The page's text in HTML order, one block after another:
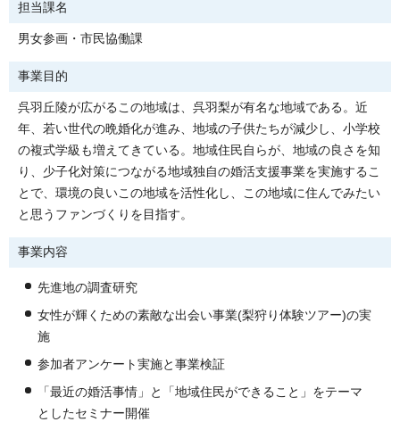
担当課名
男女参画・市民協働課
事業目的
呉羽丘陵が広がるこの地域は、呉羽梨が有名な地域である。近
年、若い世代の晩婚化が進み、地域の子供たちが減少し、小学校
の複式学級も増えてきている。地域住民自らが、地域の良さを知
り、少子化対策につながる地域独自の婚活支援事業を実施するこ
とで、環境の良いこの地域を活性化し、この地域に住んでみたい
と思うファンづくりを目指す。
事業内容
先進地の調査研究
女性が輝くための素敵な出会い事業(梨狩り体験ツアー)の実
施
参加者アンケート実施と事業検証
「最近の婚活事情」と「地域住民ができること」をテーマ
としたセミナー開催